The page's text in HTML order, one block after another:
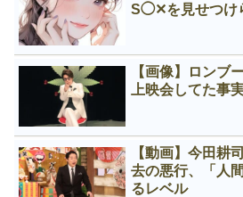
S◯✕を見せつけ
【画像】ロンブ
上映会してた事
【動画】今田耕
去の悪行、「人
るレベル